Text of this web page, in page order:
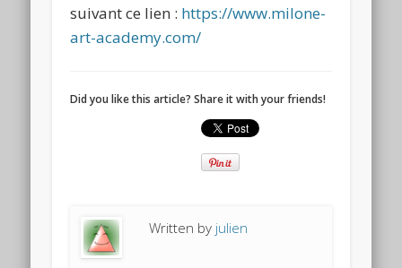
suivant ce lien : https://www.milone-
art-academy.com/
Did you like this article? Share it with your friends!
Written by julien